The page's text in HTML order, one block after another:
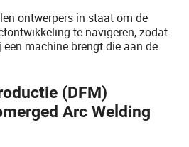
ontwerpers in staat om de
te navigeren, zodat
machine brengt die aan de
(DFM)
Arc Welding